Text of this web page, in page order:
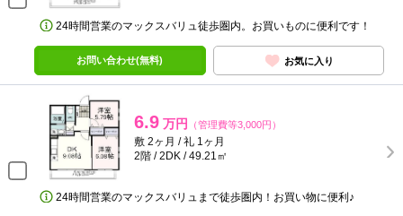
24時間営業のマックスバリュ徒歩圏内。お買いものに便利です！
お問い合わせ(無料) お気に入り
6.9 万円 （管理費等3,000円）
敷 2ヶ月 / 礼 1ヶ月
2階 / 2DK / 49.21㎡
24時間営業のマックスバリュまで徒歩圏内！お買い物に便利♪